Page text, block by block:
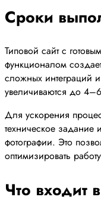
Сроки
Типовой сайт с
функционалом
сложных интеграций
увеличиваются до
Для ускорения
техническое задание
фотографии. Это
оптимизировать
Что входит